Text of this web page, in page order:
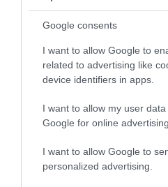
Google consents
I want to allow Google to
related to advertising like
device identifiers in apps.
I want to allow my user
Google for online
I want to allow Google to
personalized advertising.
νόμων, η ισότητα και
των ανθρωπίνων
ουσία της
χαρακτηριστικά η
Τα πεδία στα οποία
οι νέες τεχνολογίες
τους τομείς, όπως για